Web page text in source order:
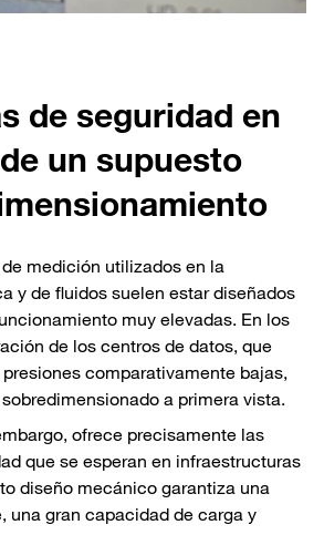
de seguridad en
un supuesto
medición utilizados en la
y de fluidos suelen estar diseñados
muy elevadas. En los
de los centros de datos, que
comparativamente bajas,
a primera vista.
ofrece precisamente las
que se esperan en infraestructuras
diseño mecánico garantiza una
una gran capacidad de carga y